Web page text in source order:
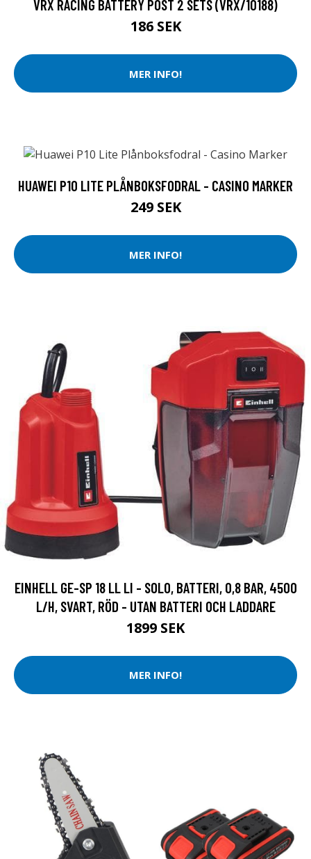
VRX RACING BATTERY POST 2 SETS (VRX/10188)
186 SEK
MER INFO!
HUAWEI P10 LITE PLÅNBOKSFODRAL - CASINO MARKER
249 SEK
MER INFO!
EINHELL GE-SP 18 LL LI - SOLO, BATTERI, 0,8 BAR, 4500
L/H, SVART, RÖD - UTAN BATTERI OCH LADDARE
1899 SEK
MER INFO!